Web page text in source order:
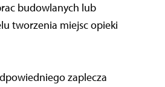
budowlanych lub
tworzenia miejsc opieki
zaplecza